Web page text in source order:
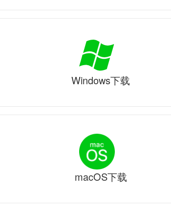
Windows下载
macOS下载